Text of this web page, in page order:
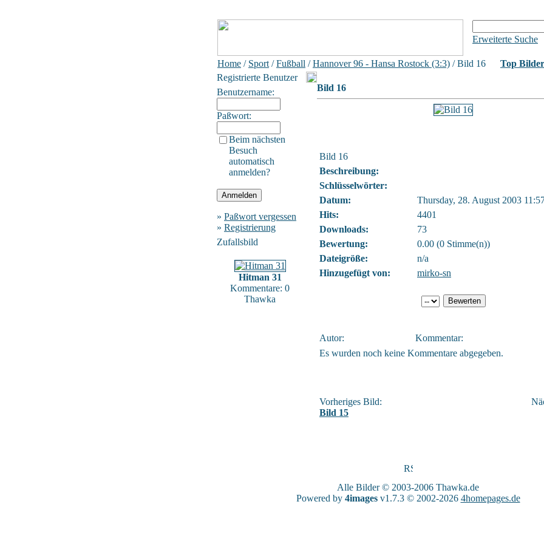
Erweiterte Suche
Home / Sport /Fußball /Hannover 96 - Hansa Rostock (3:3) / Bild 16 Top Bilder
Registrierte Benutzer
Benutzername:
Paßwort:
Beim nächsten
Besuch
automatisch
anmelden?
» Paßwort vergessen
» Registrierung
Zufallsbild
Hitman 31
Kommentare: 0
Thawka
Bild 16
Bild 16
Beschreibung:
Schlüsselwörter:
Datum:
Thursday, 28. August 2003
Hits:
4401
Downloads:
73
Bewertung:
0.00 (0 Stimme(n))
Dateigröße:
n/a
Hinzugefügt von:
mirko-sn
Autor:
Kommentar:
Es wurden noch keine Kommentare abgegeben.
Vorheriges Bild:
Bild 15
Alle Bilder © 2003-2006 Thawka.de
Powered by 4imagesv1.7.3 © 2002-2026 4homepages.de